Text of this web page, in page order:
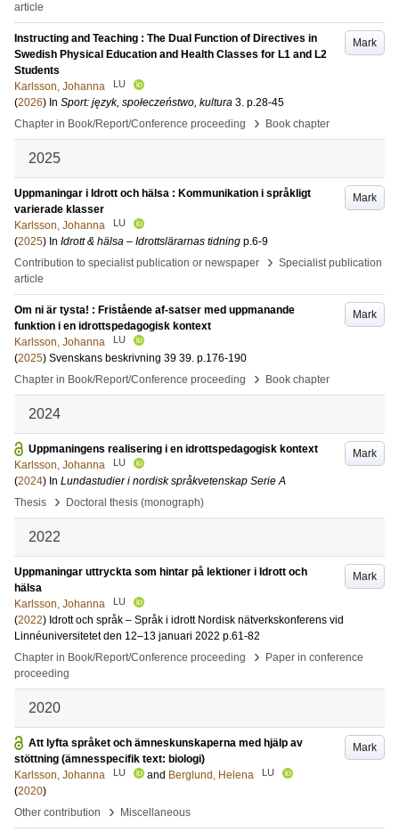
article
Mark
Instructing and Teaching : The Dual Function of Directives in
Swedish Physical Education and Health Classes for L1 and L2
Students
Karlsson, Johanna
LU
(2026) In Sport: język, społeczeństwo, kultura 3. p.28-45
Chapter in Book/Report/Conference proceeding
› Book chapter
2025
Mark
Uppmaningar i Idrott och hälsa : Kommunikation i språkligt
varierade klasser
Karlsson, Johanna
LU
(2025) In Idrott & hälsa – Idrottslärarnas tidning p.6-9
Contribution to specialist publication or newspaper
› Specialist publication
article
Mark
Om ni är tysta! : Fristående af-satser med uppmanande
funktion i en idrottspedagogisk kontext
Karlsson, Johanna
LU
(2025) Svenskans beskrivning 39 39. p.176-190
Chapter in Book/Report/Conference proceeding
› Book chapter
2024
Mark
Uppmaningens realisering i en idrottspedagogisk kontext
Karlsson, Johanna
LU
(2024) In Lundastudier i nordisk språkvetenskap Serie A
Thesis
› Doctoral thesis (monograph)
2022
Mark
Uppmaningar uttryckta som hintar på lektioner i Idrott och
hälsa
Karlsson, Johanna
LU
(2022) Idrott och språk – Språk i idrott Nordisk nätverkskonferens vid
Linnéuniversitetet den 12–13 januari 2022 p.61-82
Chapter in Book/Report/Conference proceeding
›
Paper in conference
proceeding
2020
Mark
Att lyfta språket och ämneskunskaperna med hjälp av
stöttning (ämnesspecifik text: biologi)
Karlsson, Johanna
LU and Berglund, Helena LU
(2020)
Other contribution
› Miscellaneous